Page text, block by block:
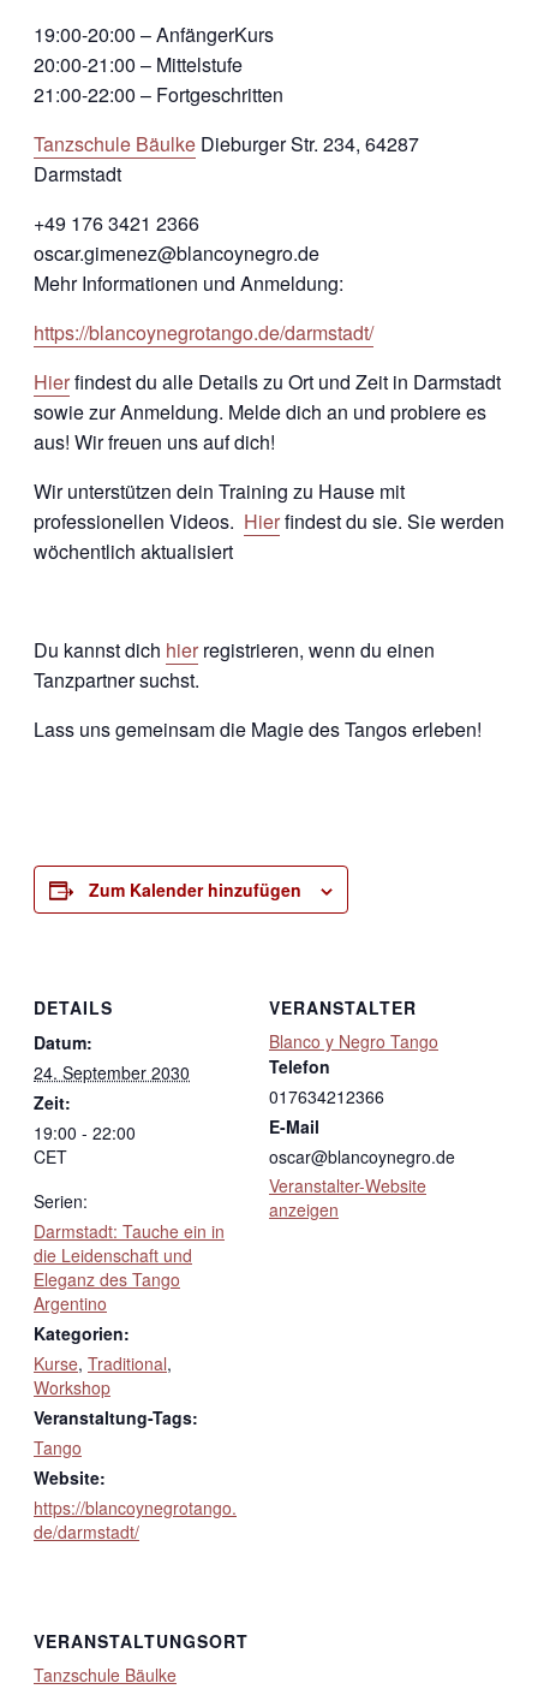
19:00-20:00 – AnfängerKurs
20:00-21:00 – Mittelstufe
21:00-22:00 – Fortgeschritten
Tanzschule Bäulke Dieburger Str. 234, 64287
Darmstadt
+49 176 3421 2366
oscar.gimenez@blancoynegro.de
Mehr Informationen und Anmeldung:
https://blancoynegrotango.de/darmstadt/
Hierfindest du alle Details zu Ort und Zeit in Darmstadt
sowie zur Anmeldung. Melde dich an und probiere es
aus! Wir freuen uns auf dich!
Wir unterstützen dein Training zu Hause mit
professionellen Videos. Hierfindest du sie. Sie werden
wöchentlich aktualisiert
Du kannst dich hier registrieren, wenn du einen
Tanzpartner suchst.
Lass uns gemeinsam die Magie des Tangos erleben!
Zum Kalender hinzufügen
DETAILS
Datum:
24. September 2030
Zeit:
19:00 - 22:00
CET
Serien:
Darmstadt: Tauche ein in
die Leidenschaft und
Eleganz des Tango
Argentino
Kategorien:
Kurse, Traditional,
Workshop
Veranstaltung-Tags:
Tango
Website:
https://blancoynegrotango.
de/darmstadt/
VERANSTALTER
Blanco y Negro Tango
Telefon
017634212366
E-Mail
oscar@blancoynegro.de
Veranstalter-Website
anzeigen
VERANSTALTUNGSORT
Tanzschule Bäulke